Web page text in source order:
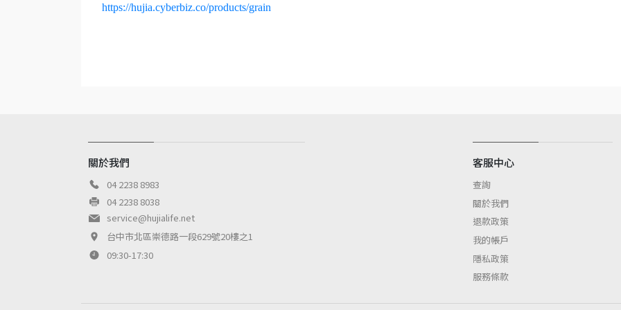
https://hujia.cyberbiz.co/products/grain
關於我們
04 2238 8983
04 2238 8038
service@hujialife.net
台中市北區崇德路一段629號20樓之1
09:30-17:30
客服中心
查詢
關於我們
退款政策
我的帳戶
隱私政策
服務條款